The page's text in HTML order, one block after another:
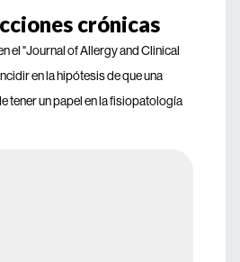
crónicas
el "Journal of Allergy and Clinical
en la hipótesis de que una
tener un papel en la fisiopatología